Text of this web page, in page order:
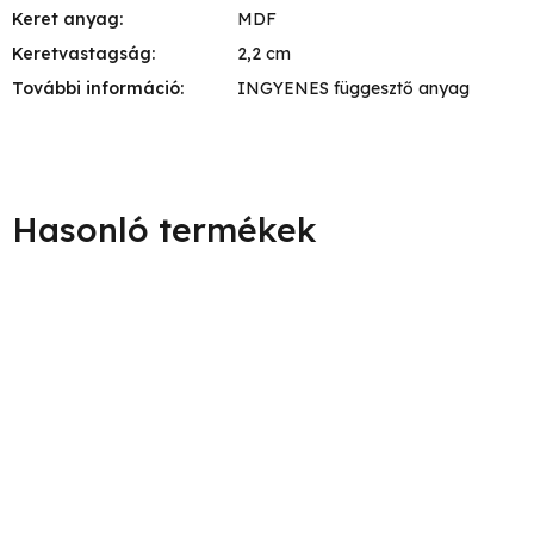
Keret anyag:
MDF
Keretvastagság:
2,2 cm
További információ: INGYENES függesztő anyag